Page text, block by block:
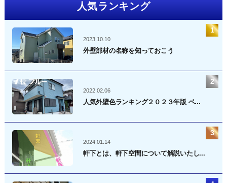
人気ランキング
2023.10.10
外壁部材の名称を知っておこう
2022.02.06
人気外壁色ランキング２０２３年版 ベ...
2024.01.14
軒下とは、軒下空間について解説いたし...